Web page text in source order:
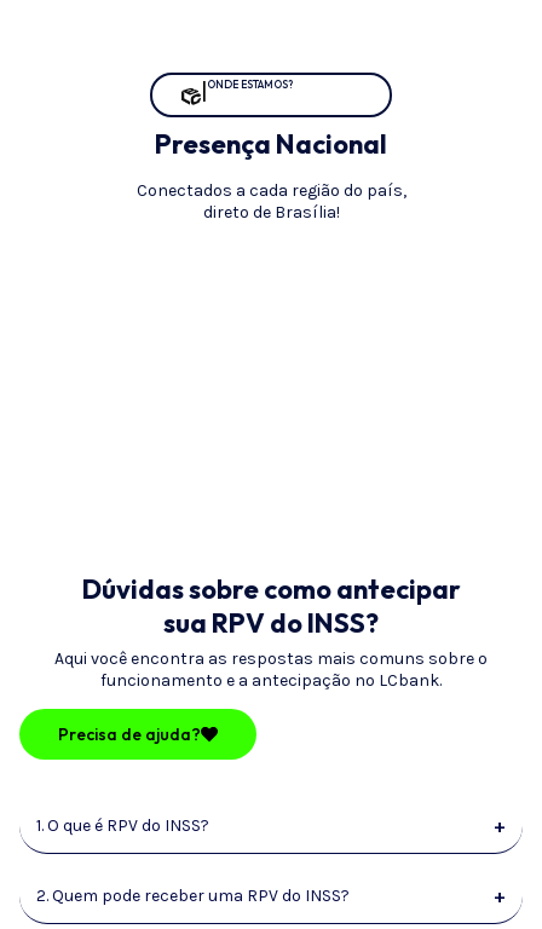
ONDE ESTAMOS?
Presença Nacional
Conectados a cada região do país,
direto de Brasília!
Dúvidas sobre como antecipar
sua RPV do INSS?
Aqui você encontra as respostas mais comuns sobre o
funcionamento e a antecipação no LCbank.
Precisa de ajuda?
1. O que é RPV do INSS? +
2. Quem pode receber uma RPV do INSS? +